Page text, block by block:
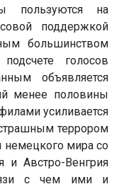
пользуются на
поддержкой
большинством
голосов
объявляется
менее половины
усиливается
террором
мира со
и Австро-Венгрия
с чем ими и